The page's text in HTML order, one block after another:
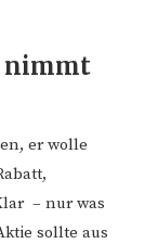
nimmt
er wolle
– nur was
sollte aus